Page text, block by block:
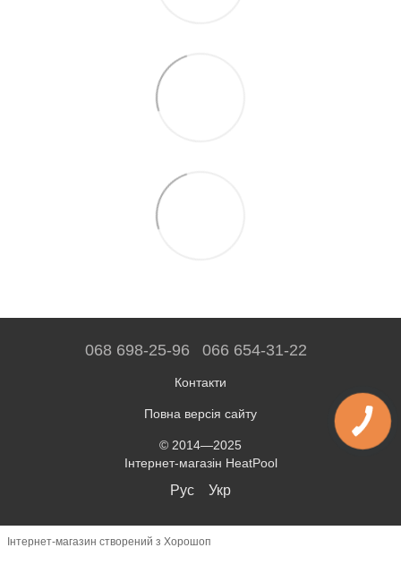
068 698-25-96 066 654-31-22
Контакти
Повна версія сайту
© 2014—2025
Інтернет-магазін HeatPool
Рус Укр
Інтернет-магазин створений з Хорошоп